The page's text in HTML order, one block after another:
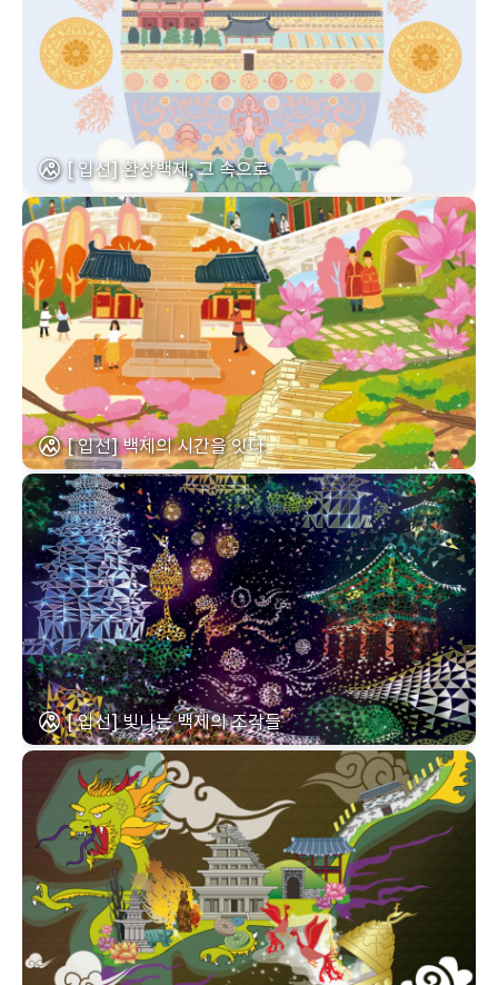
[ 입선] 환상백제, 그 속으로
[ 입선] 백제의 시간을 잇다
[ 입선] 빛나는 백제의 조각들